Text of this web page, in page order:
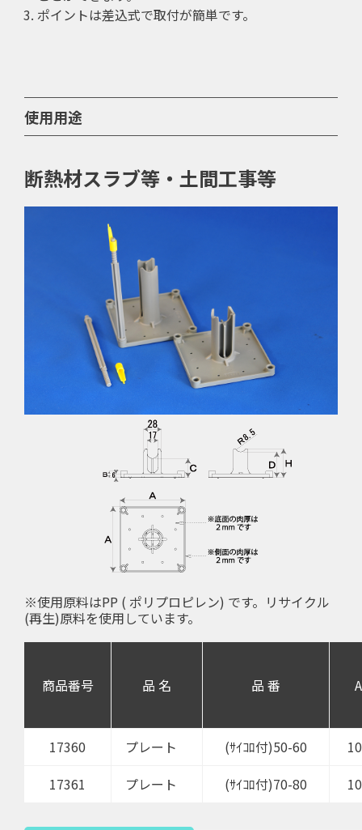
ポイントは差込式で取付が簡単です。
使用用途
断熱材スラブ等・土間工事等
※使用原料はPP ( ポリプロピレン) です。リサイクル
(再生)原料を使用しています。
商品番号 品 名 品 番 A
17360 プレート (ｻｲｺﾛ付)50-60
17361
プレート (ｻｲｺﾛ付)70-80